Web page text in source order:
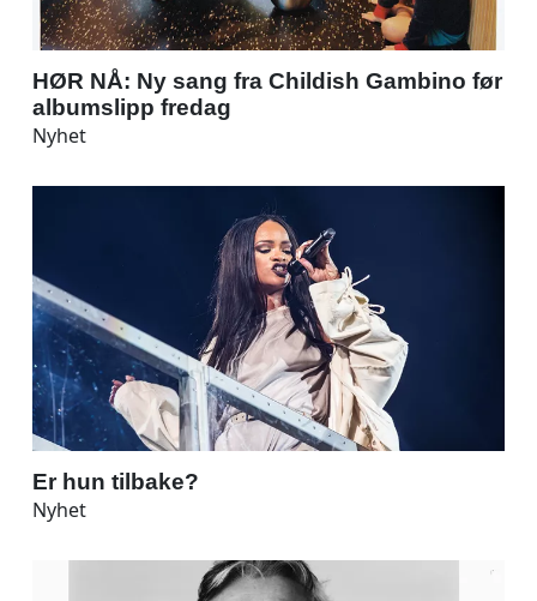
HØR NÅ: Ny sang fra Childish Gambino før
albumslipp fredag
Nyhet
Er hun tilbake?
Nyhet